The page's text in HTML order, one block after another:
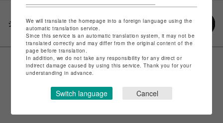
シェアするWe will translate the homepage into a foreign language using the
automatic translation service.
Since this service is an automatic translation system, it may not be
translated correctly and may differ from the original content of the
page before translation.
In addition, we do not take any responsibility for any direct or
indirect damage caused by using this service. Thank you for your
understanding in advance.
Switch language Cancel